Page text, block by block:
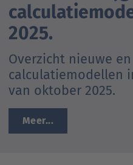
2025.
Overzicht nieuwe
calculatiemodellen
van oktober 2025.
Meer...